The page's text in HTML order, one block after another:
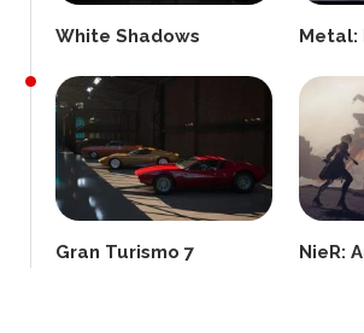
White Shadows Metal:
Gran Turismo 7 NieR: